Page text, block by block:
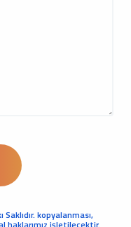
kopyalanması,